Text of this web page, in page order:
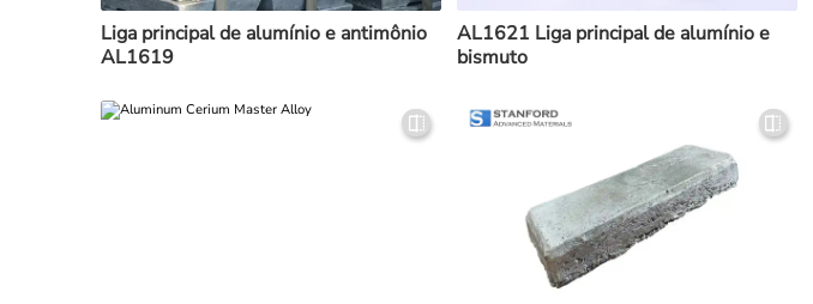
Liga principal de alumínio e antimônio
AL1619
AL1621 Liga principal de alumínio e
bismuto